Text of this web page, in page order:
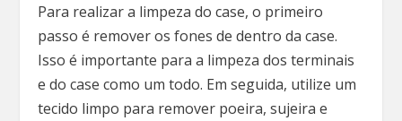
Para realizar a limpeza do case, o primeiro
passo é remover os fones de dentro da case.
Isso é importante para a limpeza dos terminais
e do case como um todo. Em seguida, utilize um
tecido limpo para remover poeira, sujeira e